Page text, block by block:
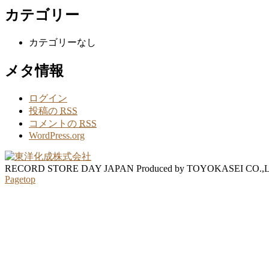
カテゴリー
カテゴリーなし
メタ情報
ログイン
投稿の RSS
コメントの RSS
WordPress.org
RECORD STORE DAY JAPAN Produced by TOYOKASEI
Pagetop